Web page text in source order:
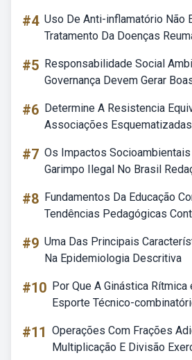
#4 Uso De Anti-inflamatório Não
Tratamento Da Doenças
#5 Responsabilidade Social
Governança Devem Gerar
#6 Determine A Resistencia
Associações
#7 Os Impactos
Garimpo Ilegal No Brasil
#8 Fundamentos Da Educação
Tendências Pedagógicas
#9 Uma Das Principais
Na Epidemiologia Descritiva
#10 Por Que A Ginástica Rítmica
Esporte Técnico-
#11 Operações Com Frações
Multiplicação E Divisão